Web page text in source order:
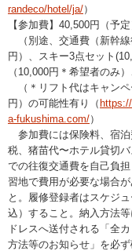
randeco/hotel/ja/）
【参加費】40,500円（予定
（別途、交通費（新幹線
円）、スキー3点セット
（10,000円＊希望者のみ
（＊リフト代はキャンペ
円）の可能性有り（
a-fukushima.com/）
参加費には保険料、宿
税、猪苗代〜ホテル貸切
での往復交通費を自己負
習地で費用が必要な場合
と。履修登録者はスケジ
込）すること。納入方法
ドレスへ送付される「全
方法等のお知らせ」を必